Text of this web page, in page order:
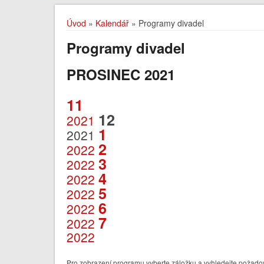
Úvod » Kalendář » Programy divadel
Programy divadel
PROSINEC 2021
11
2021 12
2021 1
2022 2
2022 3
2022 4
2022 5
2022 6
2022 7
2022